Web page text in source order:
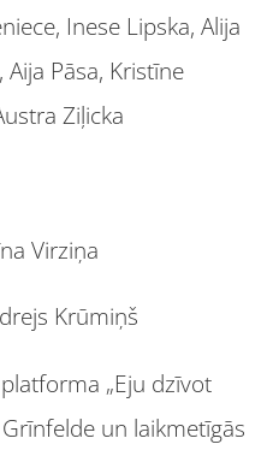
Inese Lipska, Alija
Pāsa, Kristīne
Ziļicka
Virziņa
Krūmiņš
„Eju dzīvot
un laikmetīgās